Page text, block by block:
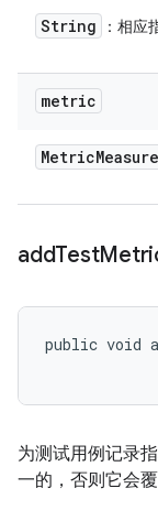
String ：相应
metric
Metric
addTest
public void
为测试用例记录
一的，否则它会覆